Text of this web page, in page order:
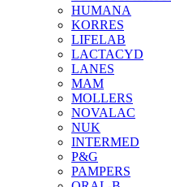
HUMANA
KORRES
LIFELAB
LACTACYD
LANES
MAM
MOLLERS
NOVALAC
NUK
INTERMED
P&G
PAMPERS